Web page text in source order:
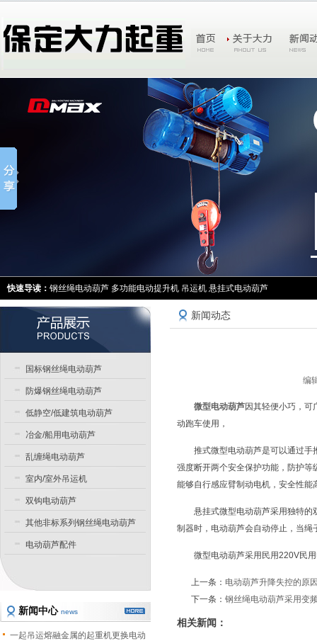
快速导读： 钢丝绳电动葫芦 多功能电动提升机 吊运机 悬挂式电动葫芦
新闻动态
编
微型电动葫芦因其轻便小巧，可
动跑车使用，
推式微型电动葫芦是可以通过
强度断开两个安全保护功能，防护
能够自行感应臂制动电机，安全性能
悬挂式微型电动葫芦采用独特的
制器时，电动葫芦会自动停止，当
微型电动葫芦采用民用220V民
上一条： 电动葫芦升降失控的原
下一条： 钢丝绳电动葫芦采用变
相关新闻：
国标钢丝绳电动葫芦
防爆钢丝绳电动葫芦
低静空/低建筑电动葫芦
冶金/船用电动葫芦
乱缠绳电动葫芦
室内/室外吊运机
双钩电动葫芦
其他非标系列钢丝绳电动葫芦
电动葫芦配件
新闻中心 news
一起吊运熔融金属的起重机更换电动